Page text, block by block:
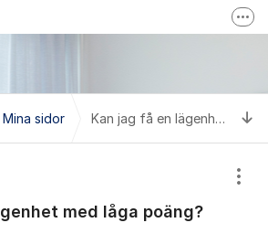
sidor Kan jag få en lägenhet med låga poäng?
med låga poäng?